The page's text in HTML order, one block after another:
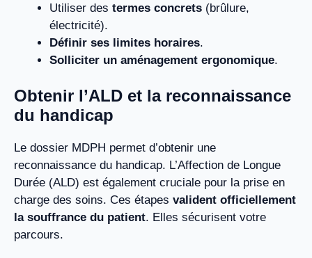
Utiliser des termes concrets (brûlure,
électricité).
Définir ses limites horaires.
Solliciter un aménagement ergonomique.
Obtenir l’ALD et la reconnaissance
du handicap
Le dossier MDPH permet d’obtenir une
reconnaissance du handicap. L’Affection de Longue
Durée (ALD) est également cruciale pour la prise en
charge des soins. Ces étapes valident officiellement
la souffrance du patient. Elles sécurisent votre
parcours.